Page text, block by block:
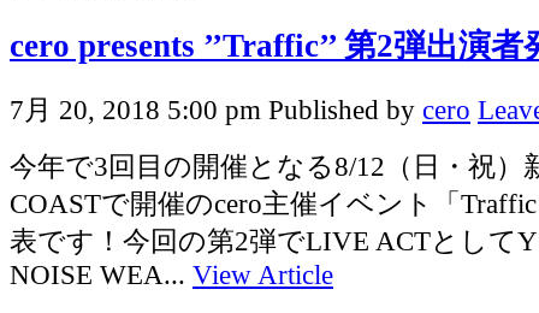
cero presents ’’Traffic’’ 第2弾出演者
7月 20, 2018 5:00 pm Published by cero
今年で3回目の開催となる8/12（日・祝）
COASTで開催のcero主催イベント「
表です！今回の第2弾でLIVE ACTとして
NOISE WEA... View Article